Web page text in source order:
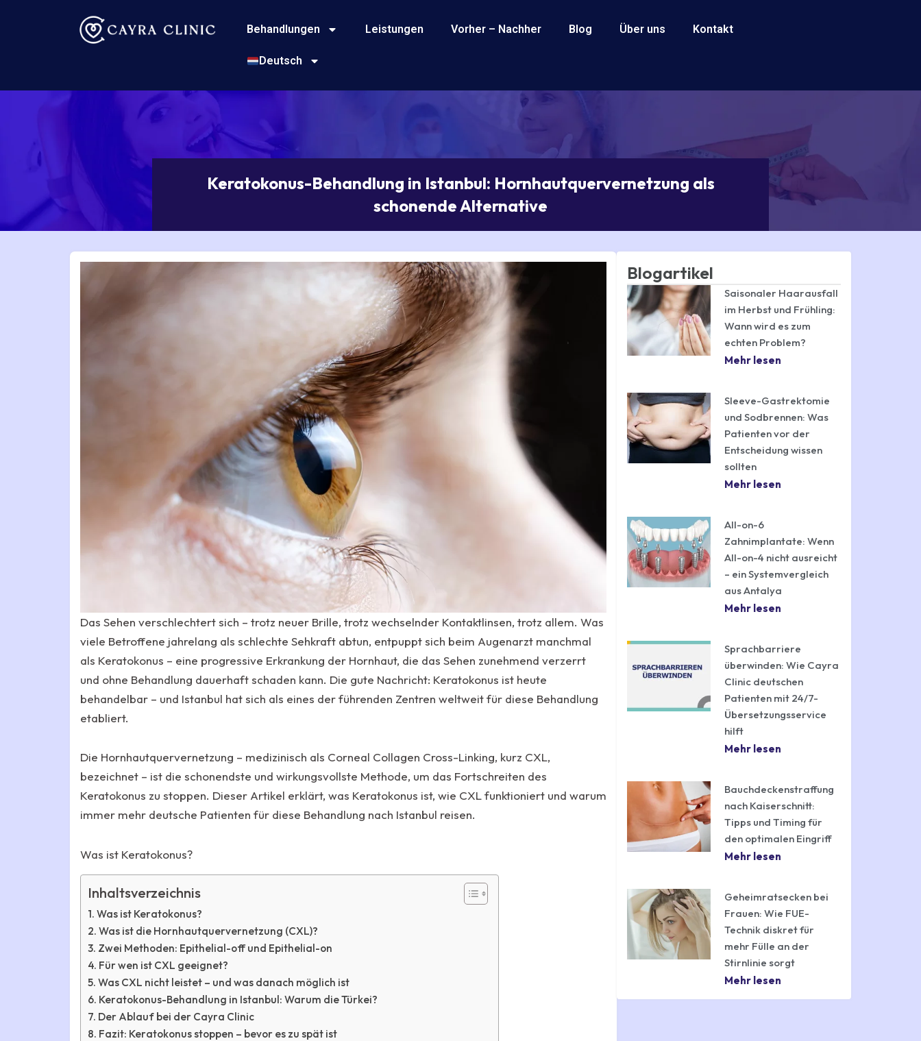
Behandlungen Leistungen Vorher – Nachher Blog Über uns Kontakt
Deutsch
Keratokonus-Behandlung in Istanbul: Hornhautquervernetzung als
schonende Alternative
Das Sehen verschlechtert sich – trotz neuer Brille, trotz wechselnder Kontaktlinsen, trotz allem. Was
viele Betroffene jahrelang als schlechte Sehkraft abtun, entpuppt sich beim Augenarzt manchmal
als Keratokonus – eine progressive Erkrankung der Hornhaut, die das Sehen zunehmend verzerrt
und ohne Behandlung dauerhaft schaden kann. Die gute Nachricht: Keratokonus ist heute
behandelbar – und Istanbul hat sich als eines der führenden Zentren weltweit für diese Behandlung
etabliert.
Die Hornhautquervernetzung – medizinisch als Corneal Collagen Cross-Linking, kurz CXL,
bezeichnet – ist die schonendste und wirkungsvollste Methode, um das Fortschreiten des
Keratokonus zu stoppen. Dieser Artikel erklärt, was Keratokonus ist, wie CXL funktioniert und warum
immer mehr deutsche Patienten für diese Behandlung nach Istanbul reisen.
Was ist Keratokonus?
Inhaltsverzeichnis
Was ist Keratokonus?
Was ist die Hornhautquervernetzung (CXL)?
Zwei Methoden: Epithelial-off und Epithelial-on
Für wen ist CXL geeignet?
Was CXL nicht leistet – und was danach möglich ist
Keratokonus-Behandlung in Istanbul: Warum die Türkei?
Der Ablauf bei der Cayra Clinic
Fazit: Keratokonus stoppen – bevor es zu spät ist
Blogartikel
Saisonaler Haarausfall
im Herbst und Frühling:
Wann wird es zum
echten Problem?
Mehr lesen
Sleeve-Gastrektomie
und Sodbrennen: Was
Patienten vor der
Entscheidung wissen
sollten
Mehr lesen
All-on-6
Zahnimplantate: Wenn
All-on-4 nicht ausreicht
– ein Systemvergleich
aus Antalya
Mehr lesen
Sprachbarriere
überwinden: Wie Cayra
Clinic deutschen
Patienten mit 24/7-
Übersetzungsservice
hilft
Mehr lesen
Bauchdeckenstraffung
nach Kaiserschnitt:
Tipps und Timing für
den optimalen Eingriff
Mehr lesen
Geheimratsecken bei
Frauen: Wie FUE-
Technik diskret für
mehr Fülle an der
Stirnlinie sorgt
Mehr lesen